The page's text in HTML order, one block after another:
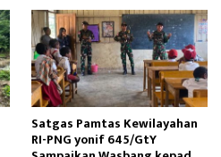
Satgas Pamtas Kewilayahan
RI-PNG yonif 645/GtY